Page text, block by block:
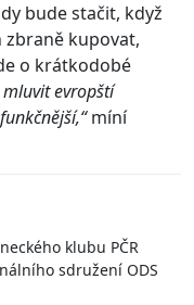
bude stačit, když
zbraně kupovat,
o krátkodobé
evropští
míní
klubu PČR
sdružení ODS